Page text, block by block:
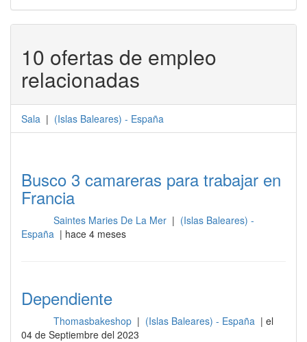
10 ofertas de empleo
relacionadas
Sala | (Islas Baleares) - España
Busco 3 camareras para trabajar en
Francia
Saintes Maries De La Mer | (Islas Baleares) -
España | hace 4 meses
Dependiente
Thomasbakeshop | (Islas Baleares) - España | el
04 de Septiembre del 2023